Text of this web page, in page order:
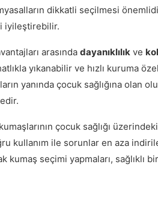
dikkatli seçilmesi
iyileştirebilir.
arasında dayanıklılık ve
yıkanabilir ve hızlı kuruma
yanında çocuk sağlığına olan
çocuk sağlığı
kullanım ile sorunlar en aza
kumaş seçimi yapmaları, sağlıklı